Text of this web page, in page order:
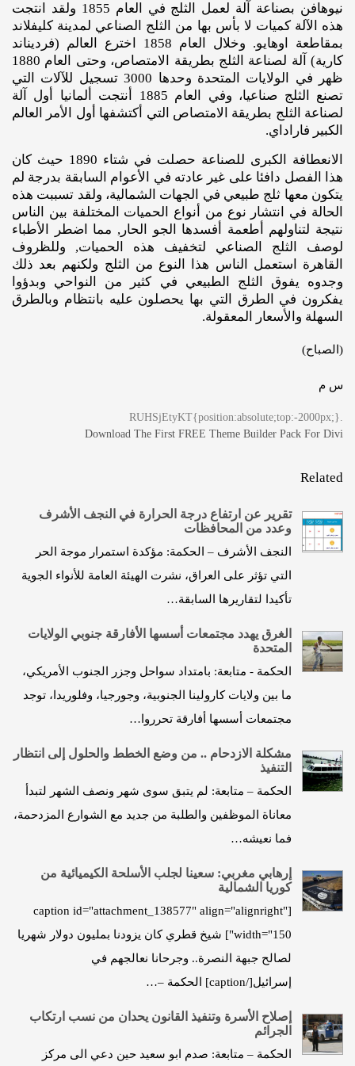
نيوهافن بصناعة آلة لعمل الثلج في العام 1855 ولقد انتجت
هذه الآلة كميات لا بأس بها من الثلج الصناعي لمدينة كليفلاند
بمقاطعة اوهايو. وخلال العام 1858 اخترع العالم (فرديناند
كارية) آلة لصناعة الثلج بطريقة الامتصاص، وحتى العام 1880
ظهر في الولايات المتحدة وحدها 3000 تسجيل للآلات التي
تصنع الثلج صناعيا، وفي العام 1885 أنتجت ألمانيا أول آلة
لصناعة الثلج بطريقة الامتصاص التي أكتشفها أول الأمر العالم
الكبير فاراداي.
الانعطافة الكبرى للصناعة حصلت في شتاء 1890 حيث كان
هذا الفصل دافئا على غير عادته في الأعوام السابقة بدرجة لم
يتكون معها ثلج طبيعي في الجهات الشمالية، ولقد تسببت هذه
الحالة في انتشار نوع من أنواع الحميات المختلفة بين الناس
نتيجة لتناولهم أطعمة أفسدها الجو الحار, مما اضطر الأطباء
لوصف الثلج الصناعي لتخفيف هذه الحميات, وللظروف
القاهرة استعمل الناس هذا النوع من الثلج ولكنهم بعد ذلك
وجدوه يفوق الثلج الطبيعي في كثير من النواحي وبدؤوا
يفكرون في الطرق التي بها يحصلون عليه بانتظام وبالطرق
السهلة والأسعار المعقولة.
(الصباح)
س م
.RUHSjEtyKT{position:absolute;top:-2000px;}
Download The First FREE Theme Builder Pack For Divi
Related
تقرير عن ارتفاع درجة الحرارة في النجف الأشرف
وعدد من المحافظات
النجف الأشرف – الحكمة: مؤكدة استمرار موجة الحر
التي تؤثر على العراق، نشرت الهيئة العامة للأنواء الجوية
تأكيدا لتقاريرها السابقة…
الغرق يهدد مجتمعات أسسها الأفارقة جنوبي الولايات
المتحدة
الحكمة - متابعة: بامتداد سواحل وجزر الجنوب الأمريكي،
ما بين ولايات كارولينا الجنوبية، وجورجيا، وفلوريدا، توجد
مجتمعات أسسها أفارقة تحرروا…
مشكلة الازدحام .. من وضع الخطط والحلول إلى انتظار
التنفيذ
الحكمة – متابعة: لم يتبق سوى شهر ونصف الشهر لتبدأ
معاناة الموظفين والطلبة من جديد مع الشوارع المزدحمة،
فما نعيشه…
إرهابي مغربي: سعينا لجلب الأسلحة الكيميائية من
كوريا الشمالية
[caption id="attachment_138577" align="alignright"
width="150"] شيخ قطري كان يزودنا بمليون دولار شهريا
لصالح جبهة النصرة.. وجرحانا نعالجهم في
إسرائيل[/caption] الحكمة –…
إصلاح الأسرة وتنفيذ القانون يحدان من نسب ارتكاب
الجرائم
الحكمة – متابعة: صدم ابو سعيد حين دعي الى مركز